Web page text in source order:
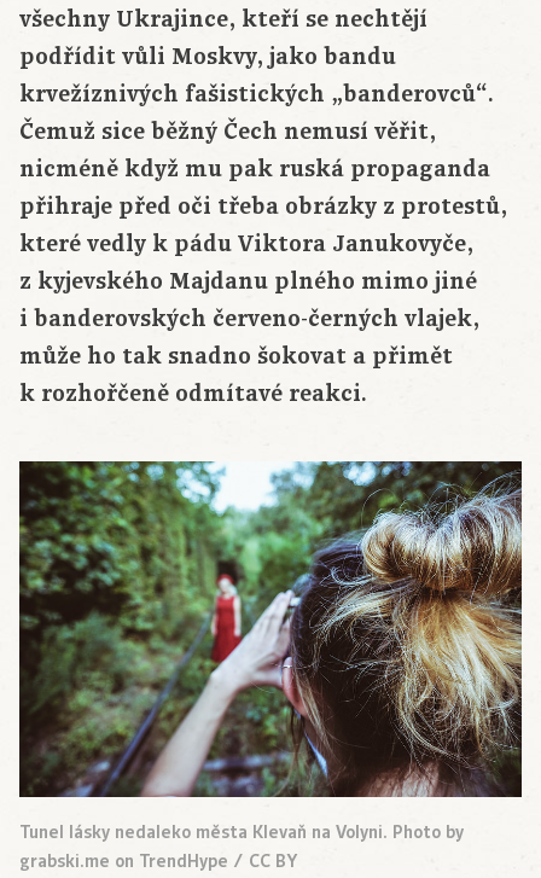
všechny Ukrajince, kteří se nechtějí
podřídit vůli Moskvy, jako bandu
krvežíznivých fašistických „banderovců“.
Čemuž sice běžný Čech nemusí věřit,
nicméně když mu pak ruská propaganda
přihraje před oči třeba obrázky z protestů,
které vedly k pádu Viktora Janukovyče,
z kyjevského Majdanu plného mimo jiné
i banderovských červeno-černých vlajek,
může ho tak snadno šokovat a přimět
k rozhořčeně odmítavé reakci.
Tunel lásky nedaleko města Klevaň na Volyni. Photo by
grabski.me on TrendHype / CC BY